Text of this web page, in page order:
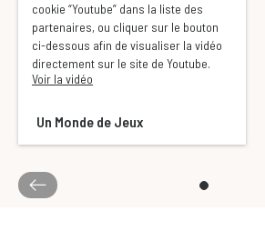
cookie “Youtube” dans la liste des
partenaires, ou cliquer sur le bouton
ci-dessous afin de visualiser la vidéo
directement sur le site de Youtube.
Voir la vidéo
Un Monde de Jeux